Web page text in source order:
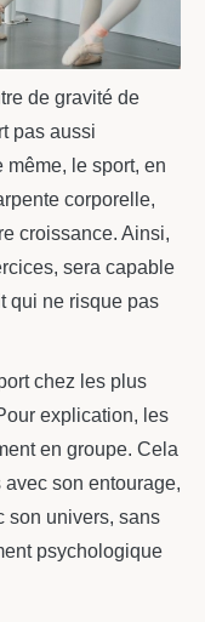
de gravité de
pas aussi
même, le sport, en
corporelle,
croissance. Ainsi,
sera capable
qui ne risque pas
chez les plus
explication, les
en groupe. Cela
son entourage,
son univers, sans
psychologique